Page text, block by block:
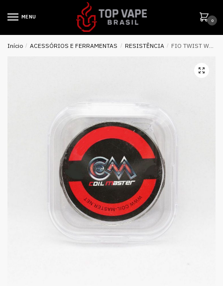
MENU
0
Início / ACESSÓRIOS E FERRAMENTAS / RESISTÊNCIA / FIO TWIST WIRE – 5 METROS – COIL MASTER